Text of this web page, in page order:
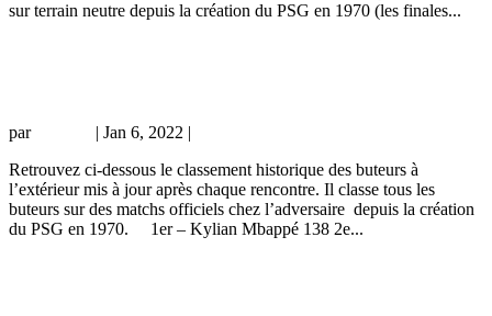
sur terrain neutre depuis la création du PSG en 1970 (les finales...
par | Jan 6, 2022 |
Retrouvez ci-dessous le classement historique des buteurs à
l’extérieur mis à jour après chaque rencontre. Il classe tous les
buteurs sur des matchs officiels chez l’adversaire depuis la création
du PSG en 1970. 1er – Kylian Mbappé 138 2e...